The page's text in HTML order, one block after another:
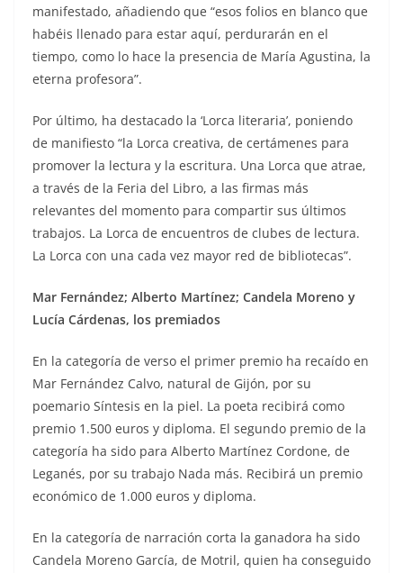
manifestado, añadiendo que “esos folios en blanco que
habéis llenado para estar aquí, perdurarán en el
tiempo, como lo hace la presencia de María Agustina, la
eterna profesora”.
Por último, ha destacado la ‘Lorca literaria’, poniendo
de manifiesto “la Lorca creativa, de certámenes para
promover la lectura y la escritura. Una Lorca que atrae,
a través de la Feria del Libro, a las firmas más
relevantes del momento para compartir sus últimos
trabajos. La Lorca de encuentros de clubes de lectura.
La Lorca con una cada vez mayor red de bibliotecas”.
Mar Fernández; Alberto Martínez; Candela Moreno y
Lucía Cárdenas, los premiados
En la categoría de verso el primer premio ha recaído en
Mar Fernández Calvo, natural de Gijón, por su
poemario Síntesis en la piel. La poeta recibirá como
premio 1.500 euros y diploma. El segundo premio de la
categoría ha sido para Alberto Martínez Cordone, de
Leganés, por su trabajo Nada más. Recibirá un premio
económico de 1.000 euros y diploma.
En la categoría de narración corta la ganadora ha sido
Candela Moreno García, de Motril, quien ha conseguido